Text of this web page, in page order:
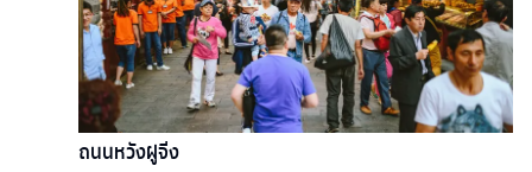
ถนนหวังฝูจิ่ง